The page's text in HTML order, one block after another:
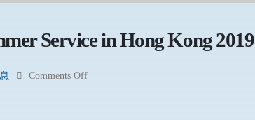
Service in Hong Kong 2019
Comments Off